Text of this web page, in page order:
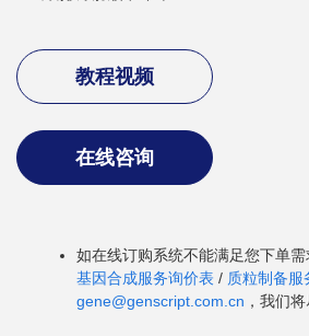
教程视频
在线咨询
如在线订购系统不能满足您下单
基因合成服务询价表 / 质粒制备服
gene@genscript.com.cn ，我们